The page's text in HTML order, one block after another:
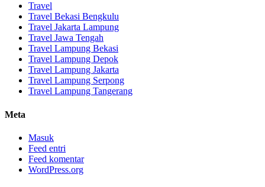
Travel
Travel Bekasi Bengkulu
Travel Jakarta Lampung
Travel Jawa Tengah
Travel Lampung Bekasi
Travel Lampung Depok
Travel Lampung Jakarta
Travel Lampung Serpong
Travel Lampung Tangerang
Meta
Masuk
Feed entri
Feed komentar
WordPress.org